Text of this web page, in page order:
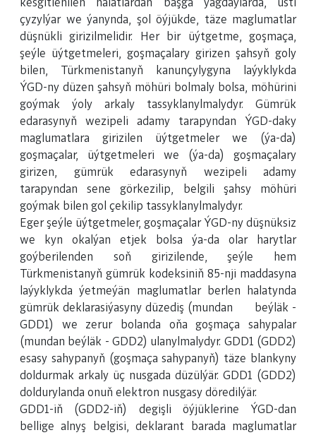
kesgitlenilen halatlardan başga ýagdaýlarda, üsti
çyzylýar we ýanynda, şol öýjükde, täze maglumatlar
düşnükli girizilmelidir. Her bir üýtgetme, goşmaça,
şeýle üýtgetmeleri, goşmaçalary girizen şahsyň goly
bilen, Türkmenistanyň kanunçylygyna laýyklykda
ÝGD-ny düzen şahsyň möhüri bolmaly bolsa, möhürini
goýmak ýoly arkaly tassyklanylmalydyr. Gümrük
edarasynyň wezipeli adamy tarapyndan ÝGD-daky
maglumatlara girizilen üýtgetmeler we (ýa-da)
goşmaçalar, üýtgetmeleri we (ýa-da) goşmaçalary
girizen, gümrük edarasynyň wezipeli adamy
tarapyndan sene görkezilip, belgili şahsy möhüri
goýmak bilen gol çekilip tassyklanylmalydyr.
Eger şeýle üýtgetmeler, goşmaçalar ÝGD-ny düşnüksiz
we kyn okalýan etjek bolsa ýa-da olar harytlar
goýberilenden soň girizilende, şeýle hem
Türkmenistanyň gümrük kodeksiniň 85-nji maddasyna
laýyklykda ýetmeýän maglumatlar berlen halatynda
gümrük deklarasiýasyny düzediş (mundan beýläk -
GDD1) we zerur bolanda oňa goşmaça sahypalar
(mundan beýläk - GDD2) ulanylmalydyr. GDD1 (GDD2)
esasy sahypanyň (goşmaça sahypanyň) täze blankyny
doldurmak arkaly üç nusgada düzülýär. GDD1 (GDD2)
doldurylanda onuň elektron nusgasy döredilýär.
GDD1-iň (GDD2-iň) degişli öýjüklerine ÝGD-dan
bellige alnyş belgisi, deklarant barada maglumatlar